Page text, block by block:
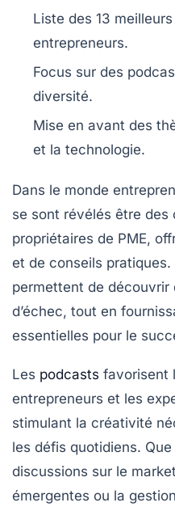
Liste des 13
entrepreneurs.
Focus sur des
diversité.
Mise en avant des
et la technologie.
Dans le monde
se sont révélés être des
propriétaires de PME,
et de conseils
permettent de découvrir
d’échec, tout en
essentielles pour le
Les podcasts favorisent
entrepreneurs et les
stimulant la créativité
les défis quotidiens.
discussions sur le
émergentes ou la